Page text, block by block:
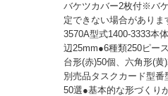
バケツカバー2枚付※バ
定できない場合があり
3570A型式1400-3333本
辺25mm●6種類250ピー
台形(赤)50個、六角形(
別売品タスクカード型
50選●基本的な形づくり